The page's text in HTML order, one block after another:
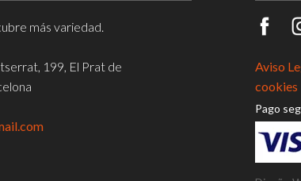
más variedad.
199, El Prat de
Aviso
cookies
Pago